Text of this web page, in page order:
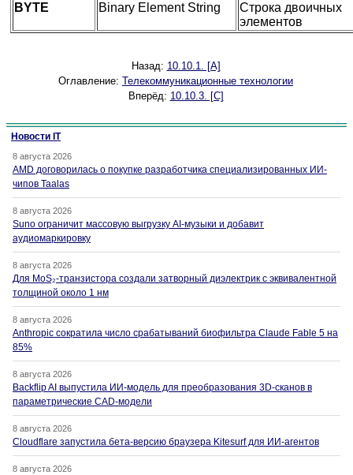
BYTE
Binary Element String
Строка двоичных
элементов
Назад: 10.10.1. [A]
Оглавление: Телекоммуникационные технологии
Вперёд: 10.10.3. [C]
Новости IT
8 августа 2026
AMD договорилась о покупке разработчика специализированных ИИ-
чипов Taalas
8 августа 2026
Suno ограничит массовую выгрузку AI-музыки и добавит
аудиомаркировку
8 августа 2026
Для MoS₂-транзистора создали затворный диэлектрик с эквивалентной
толщиной около 1 нм
8 августа 2026
Anthropic сократила число срабатываний биофильтра Claude Fable 5 на
85%
8 августа 2026
Backflip AI выпустила ИИ-модель для преобразования 3D-сканов в
параметрические CAD-модели
8 августа 2026
Cloudflare запустила бета-версию браузера Kitesurf для ИИ-агентов
8 августа 2026